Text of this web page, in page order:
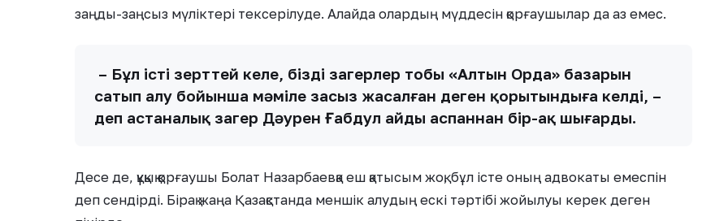
заңды-заңсыз мүліктері тексерілуде. Алайда олардың мүддесін қорғаушылар да аз емес.
– Бұл істі зерттей келе, біздің заңгерлер тобы «Алтын Орда» базарын
сатып алу бойынша мәміле заңсыз жасалған деген қорытындыға келді, –
деп астаналық заңгер Дәурен Ғабдул айды аспаннан бір-ақ шығарды.
Десе де, құқық қорғаушы Болат Назарбаевқа еш қатысым жоқ, бұл істе оның адвокаты емеспін
деп сендірді. Бірақ жаңа Қазақстанда меншік алудың ескі тәртібі жойылуы керек деген